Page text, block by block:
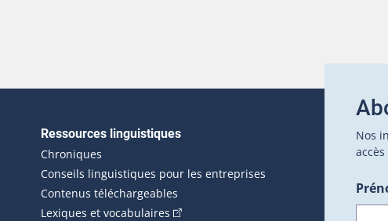
externe s'ouvrira dans une nouvelle fenêtre.)
Ressources linguistiques
Chroniques
Conseils linguistiques pour les entreprises
Contenus téléchargeables
Lexiques et vocabulaires (Cet hyperlien externe s'ouvrira dans une
Nos